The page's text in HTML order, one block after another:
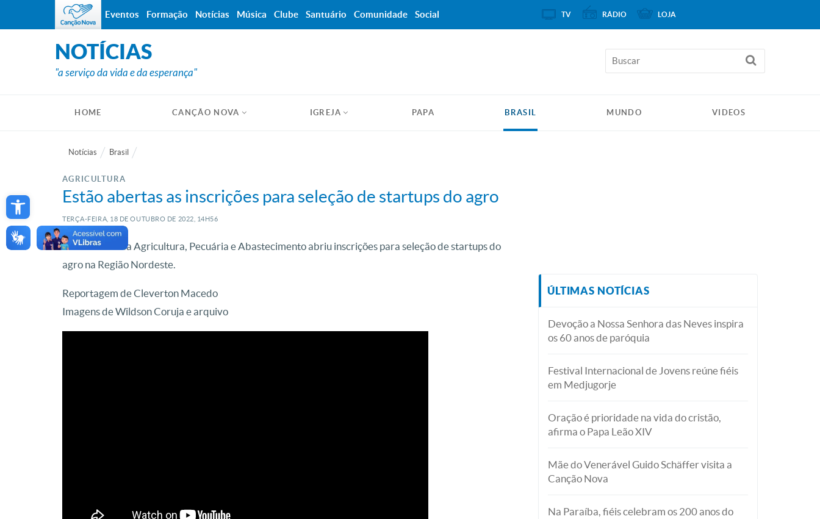
Open toolbar
NOTÍCIAS
"a serviço da vida e da esperança"
HOME CANÇÃO NOVA IGREJA PAPA BRASIL MUNDO VIDEOS
Notícias Brasil
AGRICULTURA
Estão abertas as inscrições para seleção de startups do agro
TERÇA-FEIRA, 18 DE OUTUBRO DE 2022, 14H56
O Ministério da Agricultura, Pecuária e Abastecimento abriu inscrições para seleção de startups do
agro na Região Nordeste.
Reportagem de Cleverton Macedo
Imagens de Wildson Coruja e arquivo
ÚLTIMAS NOTÍCIAS
Devoção a Nossa Senhora das Neves inspira
os 60 anos de paróquia
Festival Internacional de Jovens reúne fiéis
em Medjugorje
Oração é prioridade na vida do cristão,
afirma o Papa Leão XIV
Mãe do Venerável Guido Schäffer visita a
Canção Nova
Na Paraíba, fiéis celebram os 200 anos do
Eventos Formação Notícias Música Clube Santuário Comunidade Social TV RÁDIO LOJA